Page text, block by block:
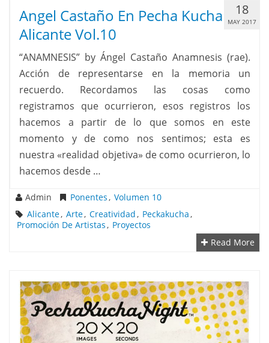
Angel Castaño En Pecha Kucha
Alicante Vol.10
18
MAY 2017
“ANAMNESIS” by Ángel Castaño Anamnesis (rae).
Acción de representarse en la memoria un
recuerdo. Recordamos las cosas como
registramos que ocurrieron, esos registros los
hacemos a partir de lo que somos en este
momento y de como nos sentimos; esta es
nuestra «realidad objetiva» de como ocurrieron, lo
hacemos desde …
Admin Ponentes, Volumen 10
Alicante, Arte, Creatividad, Peckakucha,
Promoción De Artistas, Proyectos
Read More